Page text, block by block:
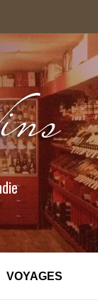
VOYAGES